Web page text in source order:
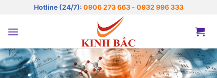
nội
Hotline (24/7): 0906 273 663 - 0932 996 333